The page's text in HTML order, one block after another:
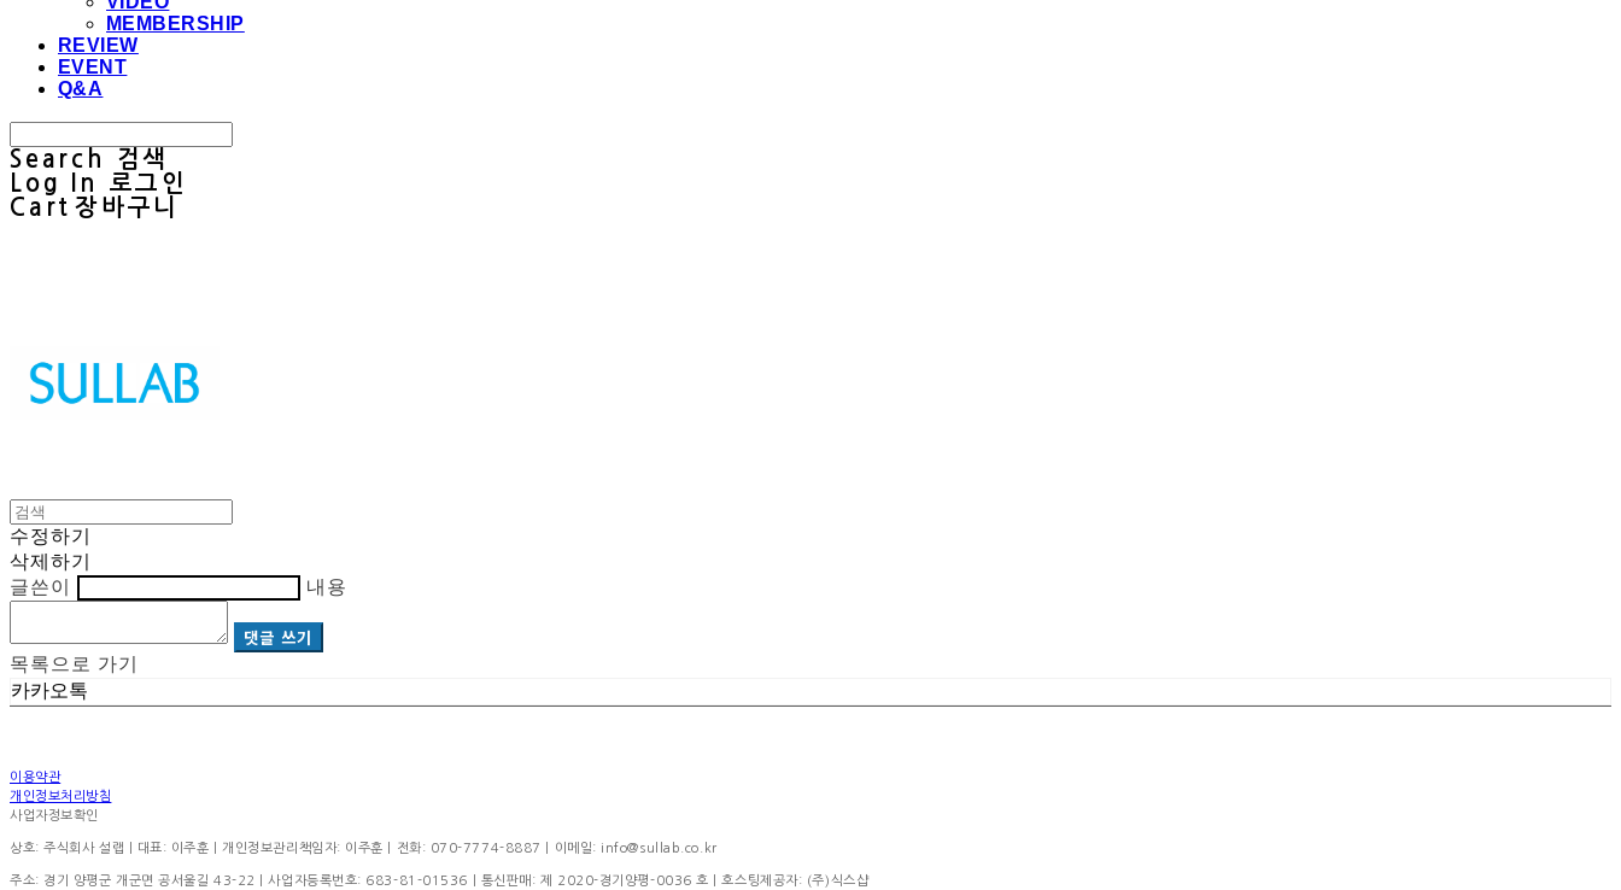
MEMBERSHIP
REVIEW
EVENT
Q&A
Search
검색
Log In
로그인
Cart 장바구니
수정하기
삭제하기
글쓴이
내용
댓글 쓰기
목록으로 가기
카카오톡
이용약관
개인정보처리방침
사업자정보확인
상호: 주식회사 설랩 | 대표: 이주훈 | 개인정보관리책임자: 이주훈 | 전화: 070-7774-8887 | 이메일: info@sullab.co.kr
주소: 경기 양평군 개군면 공서울길 43-22 | 사업자등록번호: 683-81-01536 | 통신판매: 제 2020-경기양평-0036 호 | 호스팅제공자: (주)식스샵